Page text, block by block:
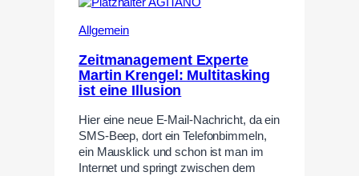
Allgemein
Zeitmanagement Experte
Martin Krengel: Multitasking
ist eine Illusion
Hier eine neue E-Mail-Nachricht, da ein
SMS-Beep, dort ein Telefonbimmeln,
ein Mausklick und schon ist man im
Internet und springt zwischen dem